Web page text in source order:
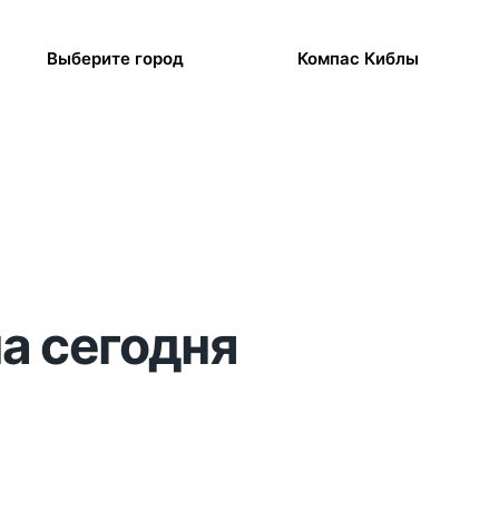
Выберите город Компас Киблы
сегодня